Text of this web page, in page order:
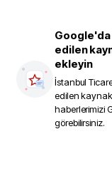
edilen
ekleyin
İstanbul
edilen
haberlerimizi
görebilirsiniz.